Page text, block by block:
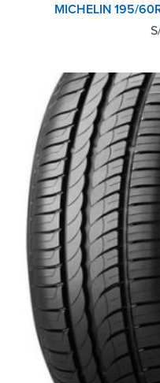
MICHELIN 195/